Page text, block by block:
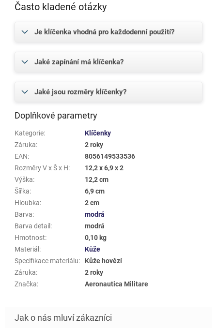
Často kladené otázky
Je klíčenka vhodná pro každodenní použití?
Jaké zapínání má klíčenka?
Jaké jsou rozměry klíčenky?
Doplňkové parametry
Kategorie:
Klíčenky
Záruka:
2 roky
EAN:
8056149533536
Rozměry V x Š x H:
12,2 x 6,9 x 2
Výška:
12,2 cm
Šířka:
6,9 cm
Hloubka:
2 cm
Barva:
modrá
Barva detail :
modrá
Hmotnost:
0,10 kg
Materiál :
Kůže
Specifikace materiálu:
Kůže hovězí
Záruka:
2 roky
Značka: Aeronautica Militare